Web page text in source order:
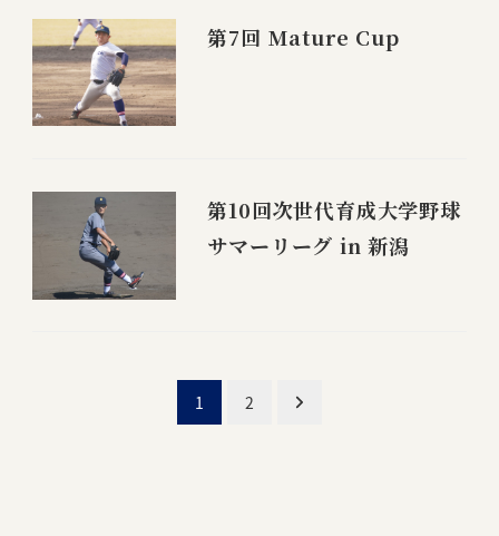
第7回 Mature Cup
第10回次世代育成大学野球
サマーリーグ in 新潟
1 2